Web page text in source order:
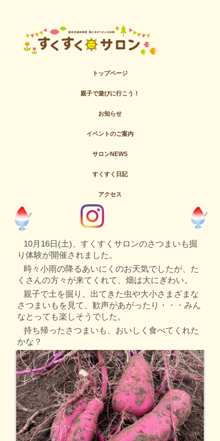
トップページ
親子で遊びに行こう！
お知らせ
イベントのご案内
サロンNEWS
すくすく日記
アクセス
10月16日(土)、すくすくサロンのさつまいも掘
り体験が開催されました。
時々小雨の降るあいにくのお天気でしたが、た
くさんの方々が来てくれて、畑は大にぎわい。
親子で土を掘り、出てきた虫や大小さまざまな
さつまいもを見て、歓声があがったり・・・みん
なとっても楽しそうでした。
持ち帰ったさつまいも、おいしく食べてくれた
かな？